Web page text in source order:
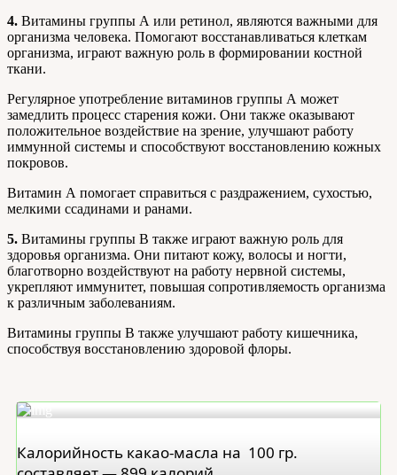
4. Витамины группы А или ретинол, являются важными для
организма человека. Помогают восстанавливаться клеткам
организма, играют важную роль в формировании костной
ткани.
Регулярное употребление витаминов группы А может
замедлить процесс старения кожи. Они также оказывают
положительное воздействие на зрение, улучшают работу
иммунной системы и способствуют восстановлению кожных
покровов.
Витамин А помогает справиться с раздражением, сухостью,
мелкими ссадинами и ранами.
5. Витамины группы В также играют важную роль для
здоровья организма. Они питают кожу, волосы и ногти,
благотворно воздействуют на работу нервной системы,
укрепляют иммунитет, повышая сопротивляемость организма
к различным заболеваниям.
Витамины группы В также улучшают работу кишечника,
способствуя восстановлению здоровой флоры.
Калорийность какао-масла на 100 гр.